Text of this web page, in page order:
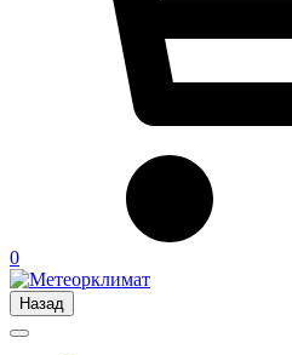
0
Назад